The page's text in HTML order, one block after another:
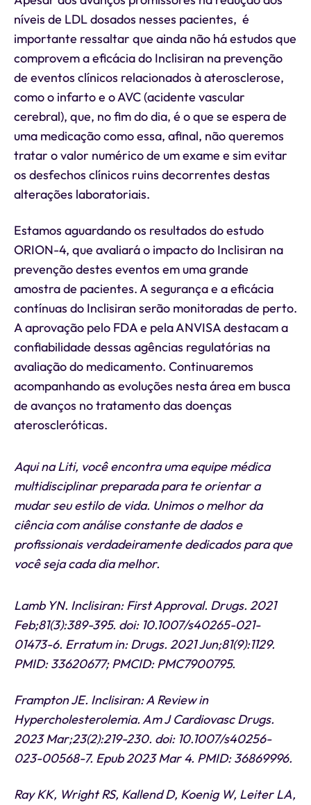
níveis de LDL dosados nesses pacientes, é
importante ressaltar que ainda não há estudos que
comprovem a eficácia do Inclisiran na prevenção
de eventos clínicos relacionados à aterosclerose,
como o infarto e o AVC (acidente vascular
cerebral), que, no fim do dia, é o que se espera de
uma medicação como essa, afinal, não queremos
tratar o valor numérico de um exame e sim evitar
os desfechos clínicos ruins decorrentes destas
alterações laboratoriais.
Estamos aguardando os resultados do estudo
ORION-4, que avaliará o impacto do Inclisiran na
prevenção destes eventos em uma grande
amostra de pacientes. A segurança e a eficácia
contínuas do Inclisiran serão monitoradas de perto.
A aprovação pelo FDA e pela ANVISA destacam a
confiabilidade dessas agências regulatórias na
avaliação do medicamento. Continuaremos
acompanhando as evoluções nesta área em busca
de avanços no tratamento das doenças
ateroscleróticas.
Aqui na Liti, você encontra uma equipe médica
multidisciplinar preparada para te orientar a
mudar seu estilo de vida. Unimos o melhor da
ciência com análise constante de dados e
profissionais verdadeiramente dedicados para que
você seja cada dia melhor.
Lamb YN. Inclisiran: First Approval. Drugs. 2021
Feb;81(3):389-395. doi: 10.1007/s40265-021-
01473-6. Erratum in: Drugs. 2021 Jun;81(9):1129.
PMID: 33620677; PMCID: PMC7900795.
Frampton JE. Inclisiran: A Review in
Hypercholesterolemia. Am J Cardiovasc Drugs.
2023 Mar;23(2):219-230. doi: 10.1007/s40256-
023-00568-7. Epub 2023 Mar 4. PMID: 36869996.
Ray KK, Wright RS, Kallend D, Koenig W, Leiter LA,